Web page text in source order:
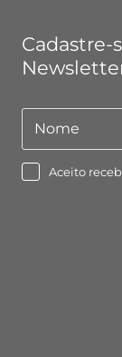
Cadastre-
Nome
Nome
Aceito